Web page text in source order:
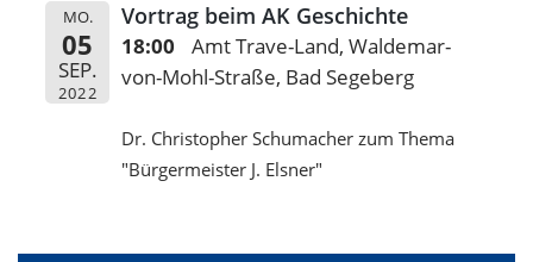
MO.
05
SEP.
2022
Vortrag beim AK Geschichte
18:00
Amt Trave-Land, Waldemar-
von-Mohl-Straße, Bad Segeberg
Dr. Christopher Schumacher zum Thema
"Bürgermeister J. Elsner"